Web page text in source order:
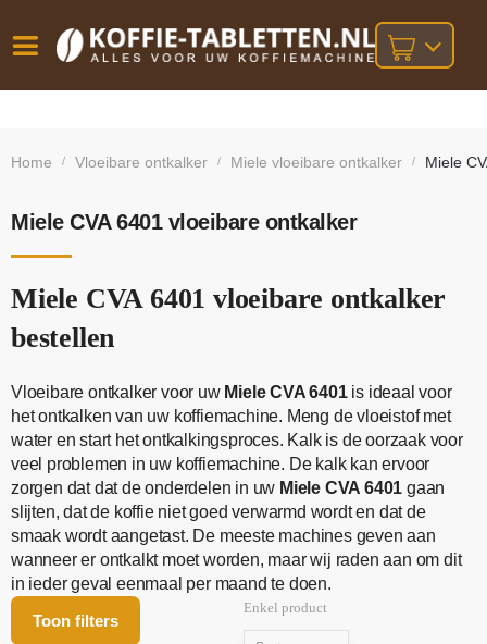
besteld,
bij orders
Home / Vloeibare ontkalker / Miele vloeibare ontkalker / Miele
Miele CVA 6401 vloeibare ontkalker
Miele CVA 6401 vloeibare ontkalker
bestellen
Vloeibare ontkalker voor uw Miele CVA 6401is ideaal voor
het ontkalken van uw koffiemachine. Meng de vloeistof met
water en start het ontkalkingsproces. Kalk is de oorzaak voor
veel problemen in uw koffiemachine. De kalk kan ervoor
zorgen dat dat de onderdelen in uw Miele CVA 6401 gaan
slijten, dat de koffie niet goed verwarmd wordt en dat de
smaak wordt aangetast. De meeste machines geven aan
wanneer er ontkalkt moet worden, maar wij raden aan om dit
in ieder geval eenmaal per maand te doen.
Toon filters
Enkel product